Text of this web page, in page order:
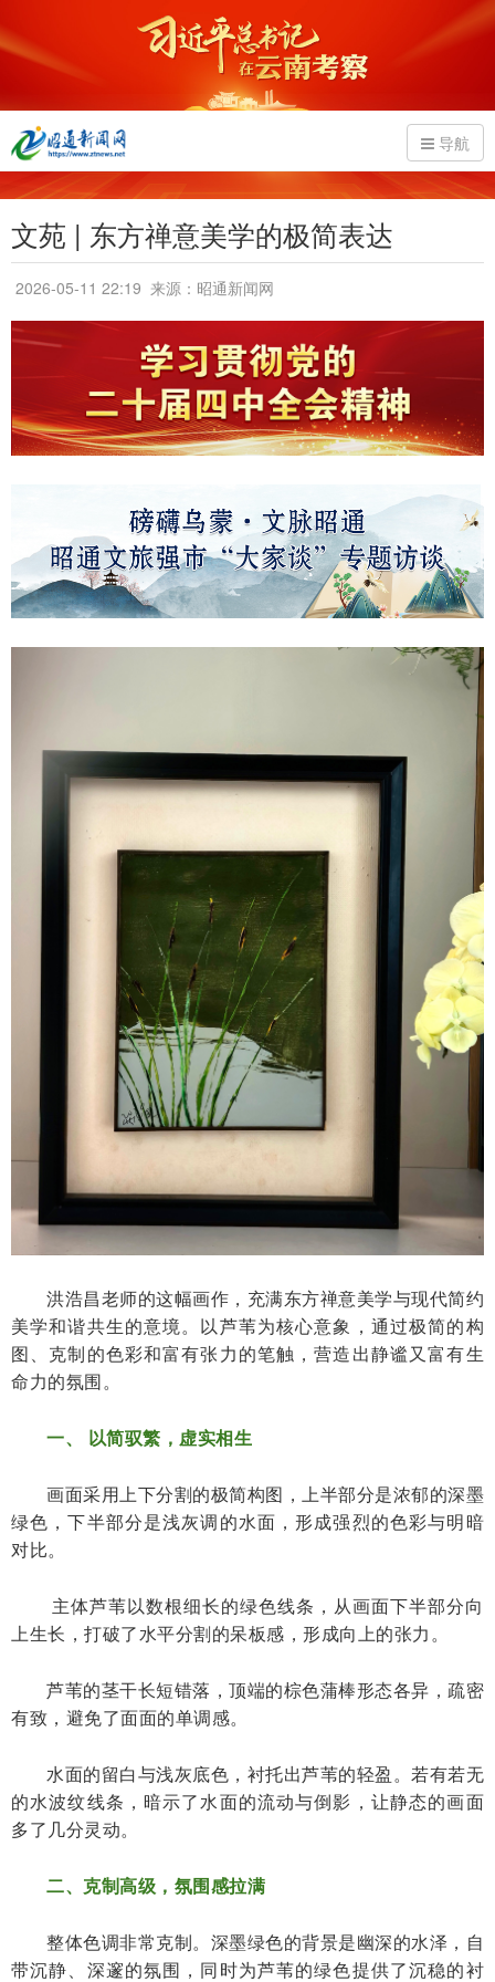
导航
文苑 | 东方禅意美学的极简表达
2026-05-11 22:19 来源：昭通新闻网
洪浩昌老师的这幅画作，充满东方禅意美学与现代简约
美学和谐共生的意境。以芦苇为核心意象，通过极简的构
图、克制的色彩和富有张力的笔触，营造出静谧又富有生
命力的氛围。
一、 以简驭繁，虚实相生
画面采用上下分割的极简构图，上半部分是浓郁的深墨
绿色，下半部分是浅灰调的水面，形成强烈的色彩与明暗
对比。
主体芦苇以数根细长的绿色线条，从画面下半部分向
上生长，打破了水平分割的呆板感，形成向上的张力。
芦苇的茎干长短错落，顶端的棕色蒲棒形态各异，疏密
有致，避免了面面的单调感。
水面的留白与浅灰底色，衬托出芦苇的轻盈。若有若无
的水波纹线条，暗示了水面的流动与倒影，让静态的画面
多了几分灵动。
二、克制高级，氛围感拉满
整体色调非常克制。深墨绿色的背景是幽深的水泽，自
带沉静、深邃的氛围，同时为芦苇的绿色提供了沉稳的衬